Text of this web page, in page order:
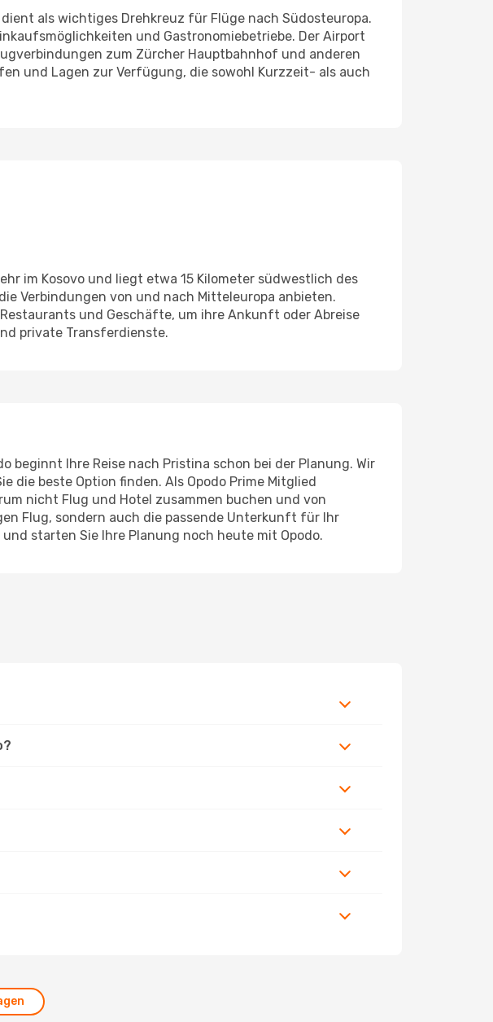
als wichtiges Drehkreuz für Flüge nach Südosteuropa.
und Gastronomiebetriebe. Der Airport
zum Zürcher Hauptbahnhof und anderen
und Lagen zur Verfügung, die sowohl Kurzzeit- als auch
im Kosovo und liegt etwa 15 Kilometer südwestlich des
Verbindungen von und nach Mitteleuropa anbieten.
und Geschäfte, um ihre Ankunft oder Abreise
private Transferdienste.
beginnt Ihre Reise nach Pristina schon bei der Planung. Wir
die beste Option finden. Als Opodo Prime Mitglied
nicht Flug und Hotel zusammen buchen und von
Flug, sondern auch die passende Unterkunft für Ihr
starten Sie Ihre Planung noch heute mit Opodo.